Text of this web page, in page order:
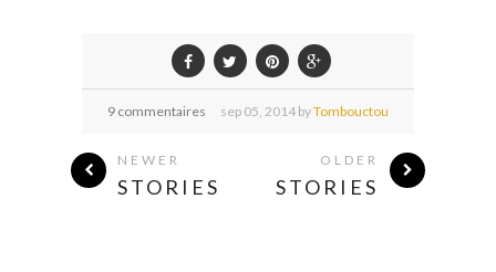
9 commentaires sep 05, 2014 byTombouctou
NEWER
STORIES
OLDER
STORIES